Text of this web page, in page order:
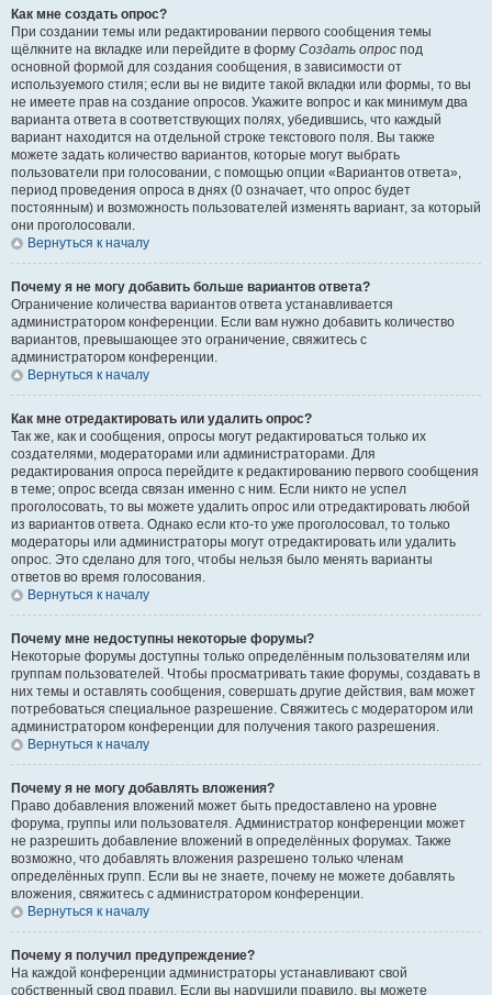
Как мне создать опрос?
При создании темы или редактировании первого сообщения темы
щёлкните на вкладке или перейдите в форму Создать опрос под
основной формой для создания сообщения, в зависимости от
используемого стиля; если вы не видите такой вкладки или формы, то вы
не имеете прав на создание опросов. Укажите вопрос и как минимум два
варианта ответа в соответствующих полях, убедившись, что каждый
вариант находится на отдельной строке текстового поля. Вы также
можете задать количество вариантов, которые могут выбрать
пользователи при голосовании, с помощью опции «Вариантов ответа»,
период проведения опроса в днях (0 означает, что опрос будет
постоянным) и возможность пользователей изменять вариант, за который
они проголосовали.
Вернуться к началу
Почему я не могу добавить больше вариантов ответа?
Ограничение количества вариантов ответа устанавливается
администратором конференции. Если вам нужно добавить количество
вариантов, превышающее это ограничение, свяжитесь с
администратором конференции.
Вернуться к началу
Как мне отредактировать или удалить опрос?
Так же, как и сообщения, опросы могут редактироваться только их
создателями, модераторами или администраторами. Для
редактирования опроса перейдите к редактированию первого сообщения
в теме; опрос всегда связан именно с ним. Если никто не успел
проголосовать, то вы можете удалить опрос или отредактировать любой
из вариантов ответа. Однако если кто-то уже проголосовал, то только
модераторы или администраторы могут отредактировать или удалить
опрос. Это сделано для того, чтобы нельзя было менять варианты
ответов во время голосования.
Вернуться к началу
Почему мне недоступны некоторые форумы?
Некоторые форумы доступны только определённым пользователям или
группам пользователей. Чтобы просматривать такие форумы, создавать в
них темы и оставлять сообщения, совершать другие действия, вам может
потребоваться специальное разрешение. Свяжитесь с модератором или
администратором конференции для получения такого разрешения.
Вернуться к началу
Почему я не могу добавлять вложения?
Право добавления вложений может быть предоставлено на уровне
форума, группы или пользователя. Администратор конференции может
не разрешить добавление вложений в определённых форумах. Также
возможно, что добавлять вложения разрешено только членам
определённых групп. Если вы не знаете, почему не можете добавлять
вложения, свяжитесь с администратором конференции.
Вернуться к началу
Почему я получил предупреждение?
На каждой конференции администраторы устанавливают свой
собственный свод правил. Если вы нарушили правило, вы можете